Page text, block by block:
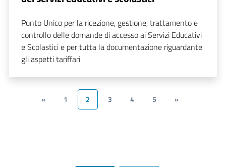
Punto Unico per la ricezione, gestione, trattamento e
controllo delle domande di accesso ai Servizi Educativi
e Scolastici e per tutta la documentazione riguardante
gli aspetti tariffari
« 1 2 3 4 5 »